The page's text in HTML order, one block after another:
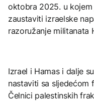
oktobra 2025. u
zaustaviti izraelske
razoružanje militanata
Izrael i Hamas i dalje
nastaviti sa sljedećom
Čelnici palestinskih